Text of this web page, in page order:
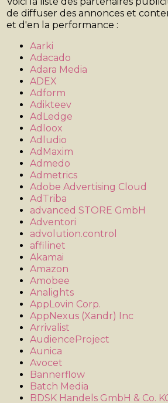
de diffuser des annonces et
et d'en la performance :
Aarki
Adacado
Adara Media
ADEX
Adform
Adikteev
AdLedge
Adloox
Adludio
AdMaxim
Admedo
Admetrics
Adobe Advertising Cloud
AdTriba
advanced STORE GmbH
Adventori
advolution.control
affilinet
Akamai
Amazon
Amobee
Analights
AppLovin Corp.
AppNexus (Xandr) Inc
Arrivalist
AudienceProject
Aunica
Avocet
Bannerflow
Batch Media
BDSK Handels GmbH & Co.